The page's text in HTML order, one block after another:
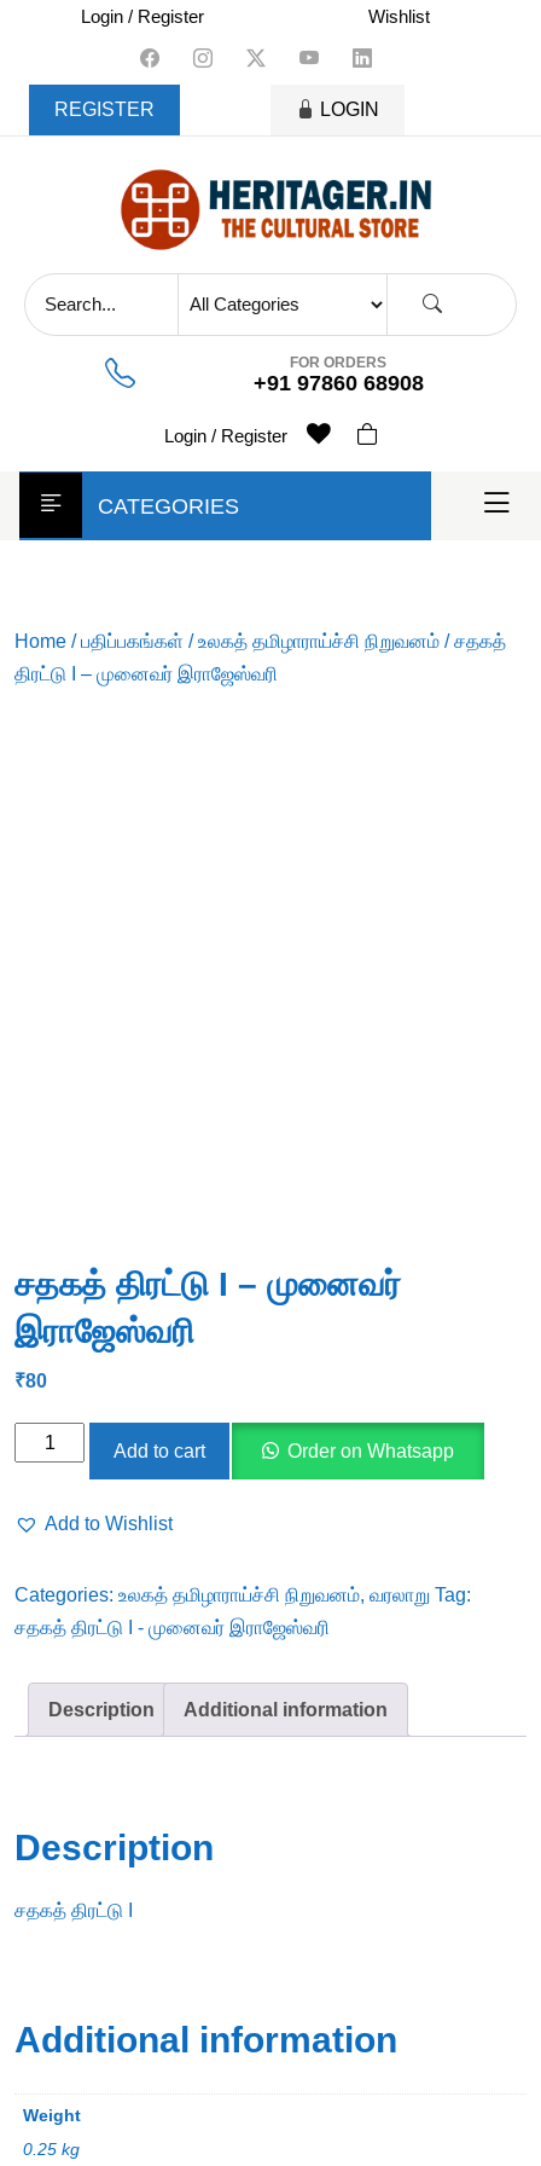
content
Login / Register Wishlist
REGISTER LOGIN
FOR ORDERS
+91 97860 68908
Login / Register
CATEGORIES
Home /பதிப்பகங்கள் /உலகத் தமிழாராய்ச்சி நிறுவனம் / சதகத்
திரட்டு I – முனைவர் இராஜேஸ்வரி
சதகத் திரட்டு I – முனைவர்
இராஜேஸ்வரி
₹80
சதகத்
இராஜேஸ்வரி
quantity
Add to cart Order on Whatsapp
Add to Wishlist
Categories: உலகத் தமிழாராய்ச்சி நிறுவனம், வரலாறு Tag:
சதகத் திரட்டு I - முனைவர் இராஜேஸ்வரி
Description Additional information
Description
சதகத் திரட்டு I
Additional information
Weight
0.25 kg